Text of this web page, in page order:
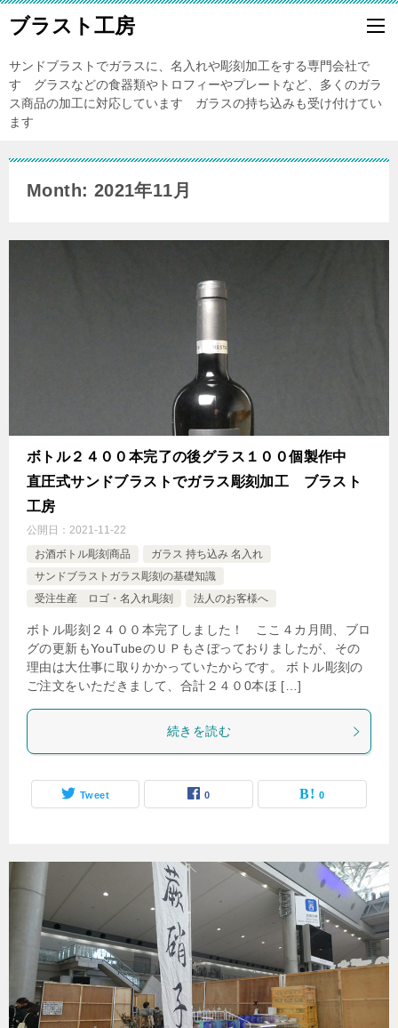
ブラスト工房
サンドブラストでガラスに、名入れや彫刻加工をする専門会社で
す グラスなどの食器類やトロフィーやプレートなど、多くのガラ
ス商品の加工に対応しています ガラスの持ち込みも受け付けてい
ます
Month: 2021年11月
ボトル２４００本完了の後グラス１００個製作中
直圧式サンドブラストでガラス彫刻加工 ブラスト
工房
公開日： 2021-11-22
お酒ボトル彫刻商品
ガラス 持ち込み 名入れ
サンドブラストガラス彫刻の基礎知識
受注生産 ロゴ・名入れ彫刻
法人のお客様へ
ボトル彫刻２４００本完了しました！ ここ４カ月間、ブロ
グの更新もYouTubeのＵＰもさぼっておりましたが、その
理由は大仕事に取りかかっていたからです。 ボトル彫刻の
ご注文をいただきまして、合計２４０0本ほ […]
続きを読む
Tweet 0 0